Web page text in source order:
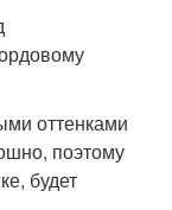
оттенками
поэтому
будет